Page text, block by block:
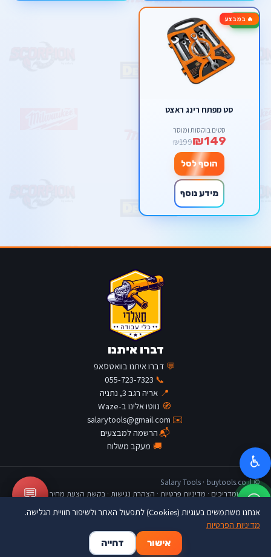
🔥 במבצע-25%
סט מפתח רינג ראצט
סטים בוקסות ומוסך
₪149
₪199
הוסף לסל
מידע נוסף
דברו איתנו
💬 דברו איתנו בוואטסאפ
📞
055-723-7323
📍 אריה רגב 3, נתניה
🧭 נווטו אלינו ב-Waze
✉️
salarytools@gmail.com
📬הרשמה למבצעים
🚚 מעקב משלוח
© Salary Tools · buytools.co.il
כתבות ומדריכים · מדיניות פרטיות · הצהרת נגישות · בקשת הצעת מחיר 💬
♿
🛒
סל קניות
אנחנו משתמשים בעוגיות (Cookies) לתפעול האתר ולשיפור חוויית הגלישה.
מדיניות הפרטיות
אישור
דחייה